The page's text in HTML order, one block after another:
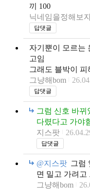
끼 100
닉네임을정해보
답댓글
자기뿐이 모르는
고임
그래도 블박이
그냥해bom
답댓글
그럼 신호 바뀌
다렸다고 가야
지스팟
답댓글
@지스팟 그럼
면 밀고 가려고
그냥해bom